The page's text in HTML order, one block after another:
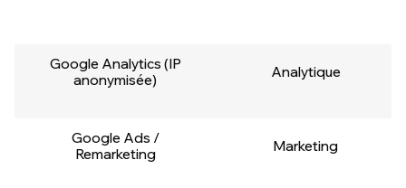
Google Analytics (IP
anonymisée)
Analytique
Google Ads /
Remarketing
Marketing